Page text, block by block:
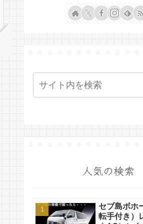
人気の検索
セブ島ボホ
転手付き）